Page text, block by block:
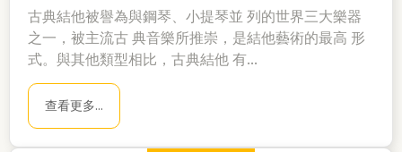
古典結他被譽為與鋼琴、小提琴並 列的世界三大樂器
之一，被主流古 典音樂所推崇，是結他藝術的最高 形
式。與其他類型相比，古典結他 有...
查看更多...